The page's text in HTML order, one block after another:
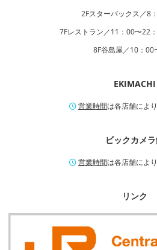
2Fスターバックス／8
7Fレストラン／11：00〜22
8F谷島屋／10：00
EKIMACHI
営業時間は各店舗によ
ビックカメ
営業時間は各店舗によ
リンク